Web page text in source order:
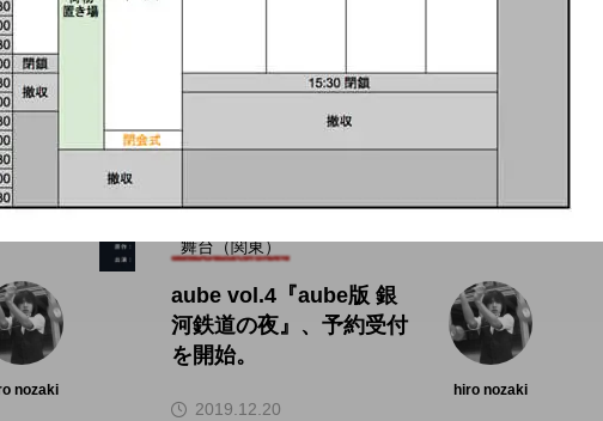
nozaki
舞台（関東）
aube vol.4『aube版 銀
河鉄道の夜』、予約受付
を開始。
hiro nozaki
2019.12.20